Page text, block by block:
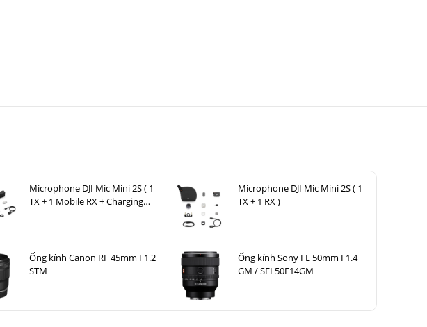
và trọng lượng nhẹ
yêu thích sự cá tính.
Microphone DJI Mic Mini 2S ( 1
TX + 1 Mobile RX + Charging
Microphone DJI Mic Mini 2S ( 1
TX + 1 RX )
Ống kính Canon RF 45mm F1.2
STM
Ống kính Sony FE 50mm F1.4
GM / SEL50F14GM